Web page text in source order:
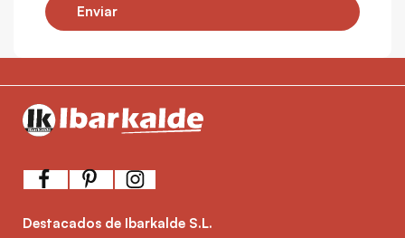
Enviar
Destacados de Ibarkalde S.L.